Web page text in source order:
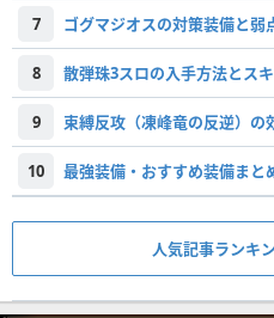
7 ゴグマジオスの対策装備と弱
8 散弾珠3スロの入手方法とス
9 束縛反攻（凍峰竜の反逆）の
10 最強装備・おすすめ装備まと
人気記事ランキ